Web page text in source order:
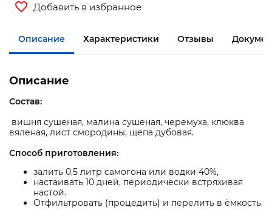
Добавить в избранное
Описание Характеристики Отзывы
Описание
Состав:
вишня сушеная, малина сушеная, черемуха, клюква
вяленая, лист смородины, щепа дубовая.
Способ приготовления:
залить 0,5 литр самогона или водки 40%,
настаивать 10 дней, периодически встряхивая
настой.
Отфильтровать (процедить) и перелить в ёмкость.